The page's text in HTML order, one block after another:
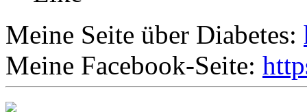
Meine Seite über Diabetes:
Meine Facebook-Seite: